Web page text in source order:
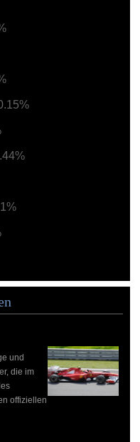
und
die im
offiziellen